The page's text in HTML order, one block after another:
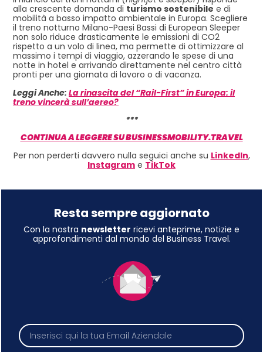
alla crescente domanda di turismo sostenibile e di
mobilità a basso impatto ambientale in Europa. Scegliere
il treno notturno Milano-Paesi Bassi di European Sleeper
non solo riduce drasticamente le emissioni di CO2
rispetto a un volo di linea, ma permette di ottimizzare al
massimo i tempi di viaggio, azzerando le spese di una
notte in hotel e arrivando direttamente nel centro città
pronti per una giornata di lavoro o di vacanza.
Leggi Anche: La rinascita del “Rail-First” in Europa: il
treno vincerà sull’aereo?
***
CONTINUA A LEGGERE SU BUSINESSMOBILITY.TRAVEL
Per non perderti davvero nulla seguici anche su LinkedIn,
Instagram e TikTok
Resta sempre aggiornato
Con la nostra newsletter ricevi anteprime, notizie e
approfondimenti dal mondo del Business Travel.